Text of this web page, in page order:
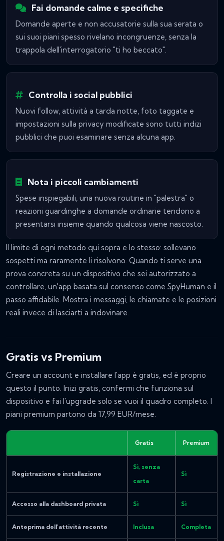
Fai domande calme e specifiche
Domande aperte e non accusatorie sulla sua serata o
sui suoi piani spesso rivelano incongruenze, senza la
trappola dell'interrogatorio "ti ho beccato".
Controlla i social pubblici
Nuovi follow, attività a tarda notte, foto taggate e
impostazioni sulla privacy modificate sono tutti indizi
pubblici che puoi esaminare senza alcuna app.
Nota i piccoli cambiamenti
Spese inspiegabili, una nuova routine in "palestra" o
reazioni guardinghe a domande ordinarie tendono a
presentarsi insieme quando qualcosa viene nascosto.
Il limite di ogni metodo qui sopra e lo stesso: sollevano
sospetti ma raramente li risolvono. Quando ti serve una
prova concreta su un dispositivo che sei autorizzato a
controllare, un'app basata sul consenso come SpyHuman e il
passo affidabile. Mostra i messaggi, le chiamate e le posizioni
reali invece di lasciarti a indovinare.
Gratis vs Premium
Creare un account e installare l'app è gratis, ed è proprio
questo il punto. Inizi gratis, confermi che funziona sul
dispositivo e fai l'upgrade solo se vuoi il quadro completo. I
piani premium partono da 17,99 EUR/mese.
Gratis Premium
Registrazione e installazione
Sì, senza
carta
Sì
Accesso alla dashboard privata Sì Sì
Anteprima dell'attività recente Inclusa Completa